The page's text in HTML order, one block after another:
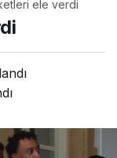
ele verdi